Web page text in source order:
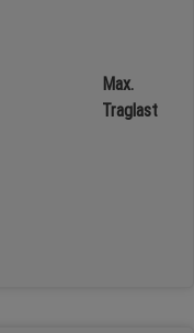
Max.
Traglast